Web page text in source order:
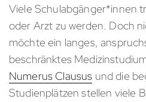
Viele Schulabgänger*innen
oder Arzt zu werden. Doch
möchte ein langes,
beschränktes
Numerus Clausus und die
Studienplätzen stellen viele